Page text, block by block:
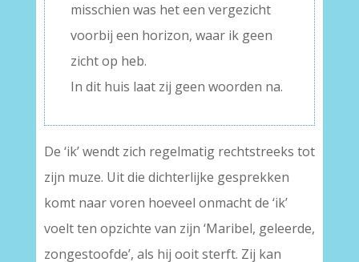
misschien was het een vergezicht
voorbij een horizon, waar ik geen
zicht op heb.
In dit huis laat zij geen woorden na.
De ‘ik’ wendt zich regelmatig rechtstreeks tot
zijn muze. Uit die dichterlijke gesprekken
komt naar voren hoeveel onmacht de ‘ik’
voelt ten opzichte van zijn ‘Maribel, geleerde,
zongestoofde’, als hij ooit sterft. Zij kan